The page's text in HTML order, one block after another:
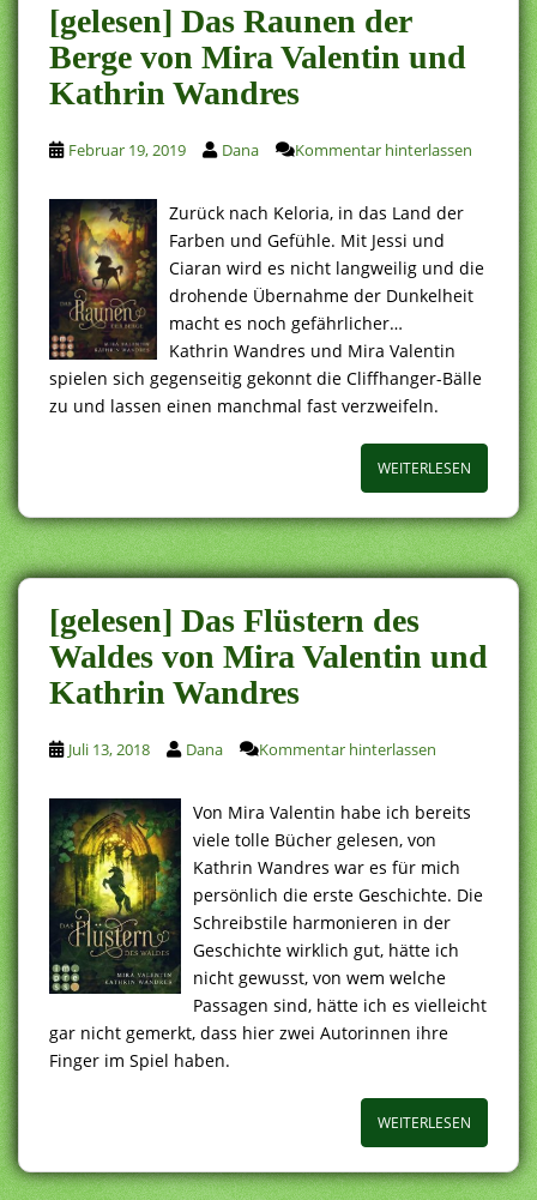
[gelesen] Das Raunen der
Berge von Mira Valentin und
Kathrin Wandres
Februar 19, 2019 Dana Kommentar hinterlassen
Zurück nach Keloria, in das Land der
Farben und Gefühle. Mit Jessi und
Ciaran wird es nicht langweilig und die
drohende Übernahme der Dunkelheit
macht es noch gefährlicher…
Kathrin Wandres und Mira Valentin
spielen sich gegenseitig gekonnt die Cliffhanger-Bälle
zu und lassen einen manchmal fast verzweifeln.
WEITERLESEN
[gelesen] Das Flüstern des
Waldes von Mira Valentin und
Kathrin Wandres
Juli 13, 2018 Dana Kommentar hinterlassen
Von Mira Valentin habe ich bereits
viele tolle Bücher gelesen, von
Kathrin Wandres war es für mich
persönlich die erste Geschichte. Die
Schreibstile harmonieren in der
Geschichte wirklich gut, hätte ich
nicht gewusst, von wem welche
Passagen sind, hätte ich es vielleicht
gar nicht gemerkt, dass hier zwei Autorinnen ihre
Finger im Spiel haben.
WEITERLESEN